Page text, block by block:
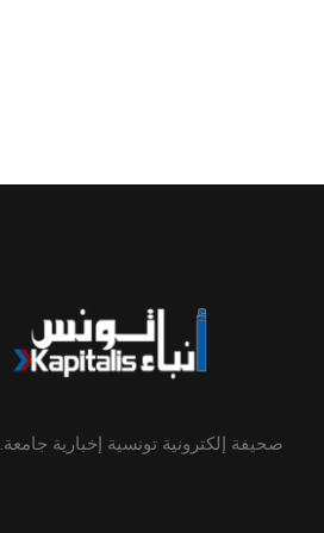
صحيفة إلكترونية تونسية إخبارية جامعة.